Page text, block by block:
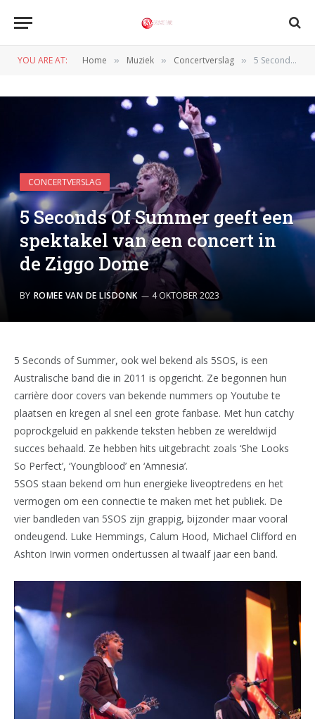
YOU ARE AT: Home » Muziek » Concertverslag » 5 Seconds Of Summer geeft een spektakel van een concert in de Ziggo Dome
CONCERTVERSLAG
5 Seconds Of Summer geeft een
spektakel van een concert in
de Ziggo Dome
BY ROMEE VAN DE LISDONK 4 OKTOBER 2023
5 Seconds of Summer, ook wel bekend als 5SOS, is een
Australische band die in 2011 is opgericht. Ze begonnen hun
carrière door covers van bekende nummers op Youtube te
plaatsen en kregen al snel een grote fanbase. Met hun catchy
poprockgeluid en pakkende teksten hebben ze wereldwijd
succes behaald. Ze hebben hits uitgebracht zoals ‘She Looks
So Perfect’, ‘Youngblood’ en ‘Amnesia’.
5SOS staan bekend om hun energieke liveoptredens en het
vermogen om een connectie te maken met het publiek. De
vier bandleden van 5SOS zijn grappig, bijzonder maar vooral
ondeugend. Luke Hemmings, Calum Hood, Michael Clifford en
Ashton Irwin vormen ondertussen al twaalf jaar een band.